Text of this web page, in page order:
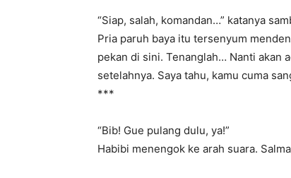
“Siap, salah, komandan…” katanya
Pria paruh baya itu tersenyum
pekan di sini. Tenanglah… Nanti akan
setelahnya. Saya tahu, kamu cuma
***
“Bib! Gue pulang dulu, ya!”
Habibi menengok ke arah suara.